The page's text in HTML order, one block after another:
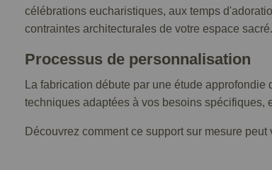
célébrations eucharistiques, aux temps
contraintes architecturales de votre espace sacré.
Processus de personnalisation
La fabrication débute par une étude
techniques adaptées à vos besoins spécifiques,
Découvrez comment ce support sur mesure